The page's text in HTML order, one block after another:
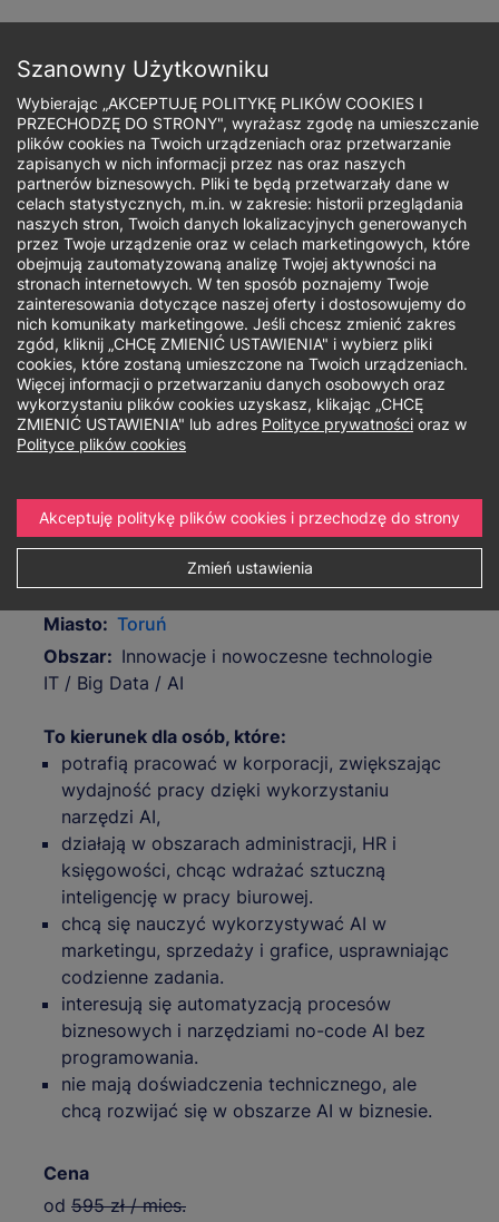
treści
Ścieżka
nawigacyjna
Sztuczna
inteligencja w
biurze
Cechy:
Od października Polski
Certyfikat
Nowość
Miasto: Toruń
Obszar: Innowacje i nowoczesne technologie
IT / Big Data / AI
To kierunek dla osób, które:
potrafią pracować w korporacji, zwiększając
wydajność pracy dzięki wykorzystaniu
narzędzi AI,
działają w obszarach administracji, HR i
księgowości, chcąc wdrażać sztuczną
inteligencję w pracy biurowej.
chcą się nauczyć wykorzystywać AI w
marketingu, sprzedaży i grafice, usprawniając
codzienne zadania.
interesują się automatyzacją procesów
biznesowych i narzędziami no-code AI bez
programowania.
nie mają doświadczenia technicznego, ale
chcą rozwijać się w obszarze AI w biznesie.
Cena
od 595 zł / mies.
Szanowny Użytkowniku
Wybierając „AKCEPTUJĘ POLITYKĘ PLIKÓW COOKIES I
PRZECHODZĘ DO STRONY", wyrażasz zgodę na umieszczanie
plików cookies na Twoich urządzeniach oraz przetwarzanie
zapisanych w nich informacji przez nas oraz naszych
partnerów biznesowych. Pliki te będą przetwarzały dane w
celach statystycznych, m.in. w zakresie: historii przeglądania
naszych stron, Twoich danych lokalizacyjnych generowanych
przez Twoje urządzenie oraz w celach marketingowych, które
obejmują zautomatyzowaną analizę Twojej aktywności na
stronach internetowych. W ten sposób poznajemy Twoje
zainteresowania dotyczące naszej oferty i dostosowujemy do
nich komunikaty marketingowe. Jeśli chcesz zmienić zakres
zgód, kliknij „CHCĘ ZMIENIĆ USTAWIENIA" i wybierz pliki
cookies, które zostaną umieszczone na Twoich urządzeniach.
Więcej informacji o przetwarzaniu danych osobowych oraz
wykorzystaniu plików cookies uzyskasz, klikając „CHCĘ
ZMIENIĆ USTAWIENIA" lub adres Polityce prywatności oraz w
Polityce plików cookies
Zmień ustawienia
Akceptuję politykę plików cookies i przechodzę do strony